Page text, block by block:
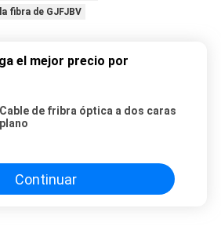
fibra de GJFJBV
el mejor precio por
Cable de fribra óptica a dos caras
plano
Continuar